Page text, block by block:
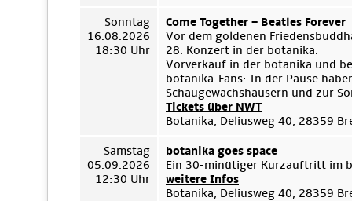
Sonntag
16.08.2026
18:30 Uhr
Come Together – Beatles Forever
Vor dem goldenen
28. Konzert in der botanika.
Vorverkauf in der botanika und
botanika-Fans: In der Pause
Schaugewächshäusern und zur
Tickets über NWT
Botanika, Deliusweg 40, 28359
Samstag
05.09.2026
12:30 Uhr
botanika goes space
Ein 30-minütiger Kurzauftritt im
weitere Infos
Botanika, Deliusweg 40, 28359